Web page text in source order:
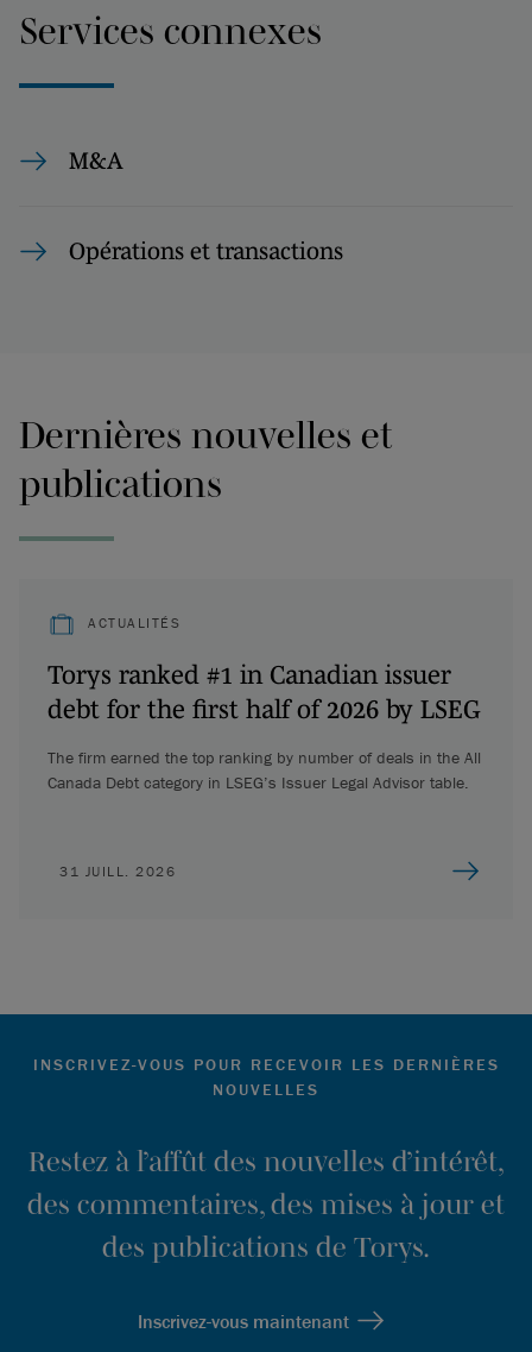
Services connexes
M&A
Opérations et transactions
Dernières nouvelles et
publications
ACTUALITÉS
Torys ranked #1 in Canadian issuer
debt for the first half of 2026 by LSEG
The firm earned the top ranking by number of deals in the All
Canada Debt category in LSEG’s Issuer Legal Advisor table.
31 JUILL. 2026
INSCRIVEZ-VOUS POUR RECEVOIR LES DERNIÈRES
NOUVELLES
Restez à l’affût des nouvelles d’intérêt,
des commentaires, des mises à jour et
des publications de Torys.
Inscrivez-vous maintenant